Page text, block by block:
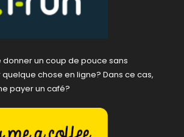
donner un coup de pouce sans
chose en ligne? Dans ce cas,
payer un café?